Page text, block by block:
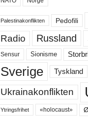
Palestinakonflikten Pedofili
Radio Russland
Sensur Sionisme
Sverige Tyskland
Ukrainakonflikten
Ytringsfrihet «holocaust»